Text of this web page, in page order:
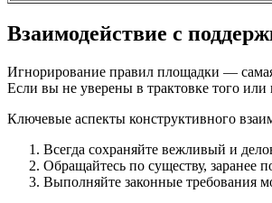
Взаимодействие с
Игнорирование правил площадки —
Если вы не уверены в трактовке того или
Ключевые аспекты конструктивного
Всегда сохраняйте вежливый и
Обращайтесь по существу, заранее
Выполняйте законные требования